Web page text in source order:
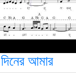
আমার